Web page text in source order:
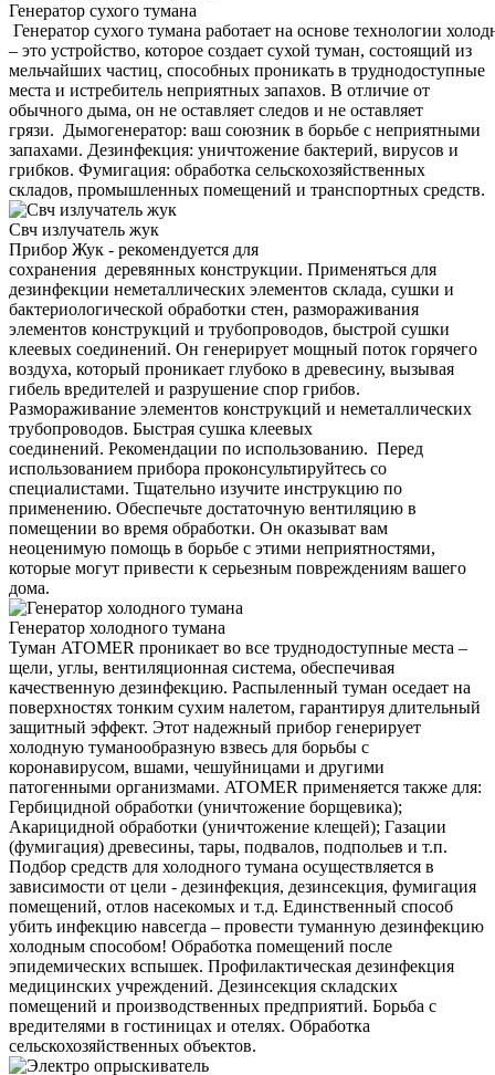
Генератор сухого тумана
Генератор сухого тумана работает на основе технологии
– это устройство, которое создает сухой туман, состоящий из
мельчайших частиц, способных проникать в труднодоступные
места и истребитель неприятных запахов. В отличие от
обычного дыма, он не оставляет следов и не оставляет
грязи. Дымогенератор: ваш союзник в борьбе с неприятными
запахами. Дезинфекция: уничтожение бактерий, вирусов и
грибков. Фумигация: обработка сельскохозяйственных
складов, промышленных помещений и транспортных средств.
Свч излучатель жук
Прибор Жук - рекомендуется для
сохранения деревянных конструкции. Применяться для
дезинфекции неметаллических элементов склада, сушки и
бактериологической обработки стен, размораживания
элементов конструкций и трубопроводов, быстрой сушки
клеевых соединений. Он генерирует мощный поток горячего
воздуха, который проникает глубоко в древесину, вызывая
гибель вредителей и разрушение спор грибов.
Размораживание элементов конструкций и неметаллических
трубопроводов. Быстрая сушка клеевых
соединений. Рекомендации по использованию. Перед
использованием прибора проконсультируйтесь со
специалистами. Тщательно изучите инструкцию по
применению. Обеспечьте достаточную вентиляцию в
помещении во время обработки. Он оказыват вам
неоценимую помощь в борьбе с этими неприятностями,
которые могут привести к серьезным повреждениям вашего
дома.
Генератор холодного тумана
Туман ATOMER проникает во все труднодоступные места –
щели, углы, вентиляционная система, обеспечивая
качественную дезинфекцию. Распыленный туман оседает на
поверхностях тонким сухим налетом, гарантируя длительный
защитный эффект. Этот надежный прибор генерирует
холодную туманообразную взвесь для борьбы с
коронавирусом, вшами, чешуйницами и другими
патогенными организмами. ATOMER применяется также для:
Гербицидной обработки (уничтожение борщевика);
Акарицидной обработки (уничтожение клещей); Газации
(фумигация) древесины, тары, подвалов, подпольев и т.п.
Подбор средств для холодного тумана осуществляется в
зависимости от цели - дезинфекция, дезинсекция, фумигация
помещений, отлов насекомых и т.д. Единственный способ
убить инфекцию навсегда – провести туманную дезинфекцию
холодным способом! Обработка помещений после
эпидемических вспышек. Профилактическая дезинфекция
медицинских учреждений. Дезинсекция складских
помещений и производственных предприятий. Борьба с
вредителями в гостиницах и отелях. Обработка
сельскохозяйственных объектов.